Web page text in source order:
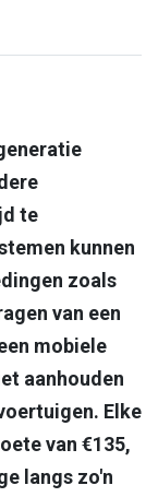
te
kunnen
zoals
van een
mobiele
aanhouden
Elke
van €135,
langs zo'n